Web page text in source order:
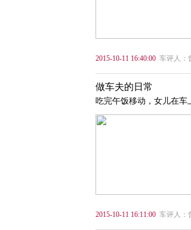
2015-10-11 16:40:00 车评人：
做车夫的日常
吃完午饭移动，女儿在车
2015-10-11 16:11:00 车评人：